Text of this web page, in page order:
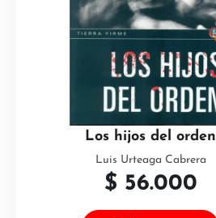
Los hijos del orden
Luis Urteaga Cabrera
$ 56.000